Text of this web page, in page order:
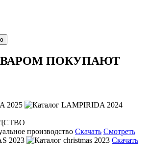
ПОКУПАЮТ
2025
Скачать Смотреть
2023
Скачать